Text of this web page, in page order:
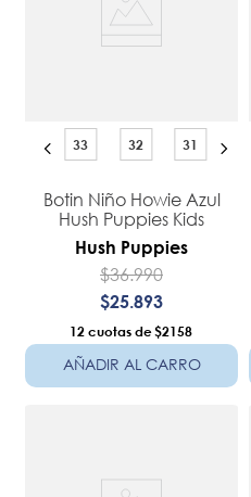
33 32 31
Botin Niño Howie Azul
Hush Puppies Kids
Hush Puppies
$36.990
$25.893
12 $2158
AÑADIR AL CARRO